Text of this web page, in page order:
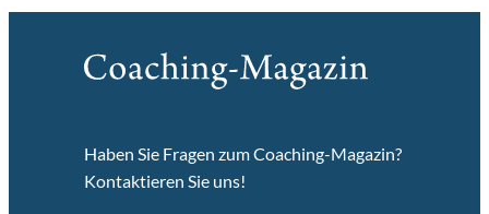
Haben Sie Fragen zum Coaching-Magazin?
Kontaktieren Sie uns!